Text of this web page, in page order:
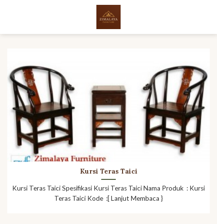
Kursi Teras Taici
Kursi Teras Taici Spesifikasi Kursi Teras Taici Nama Produk : Kursi
Teras Taici Kode :[ Lanjut Membaca }